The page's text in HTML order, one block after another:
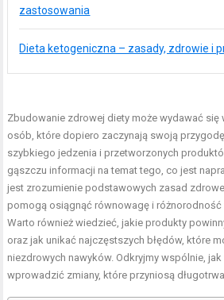
zastosowania
Dieta ketogeniczna – zasady, zdrowie i
Zbudowanie zdrowej diety może wydawać się
osób, które dopiero zaczynają swoją
szybkiego jedzenia i przetworzonych
gąszczu informacji na temat tego, co jest
jest zrozumienie podstawowych zasad
pomogą osiągnąć równowagę i różnorodność
Warto również wiedzieć, jakie produkty
oraz jak unikać najczęstszych błędów, które
niezdrowych nawyków. Odkryjmy wspólnie,
wprowadzić zmiany, które przyniosą